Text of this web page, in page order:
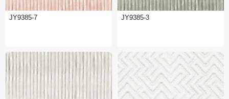
JY9385-7 JY9385-3